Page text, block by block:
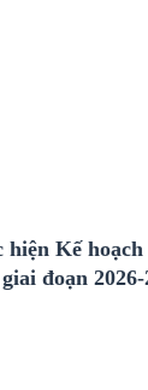
Kế
đoạn 2026-